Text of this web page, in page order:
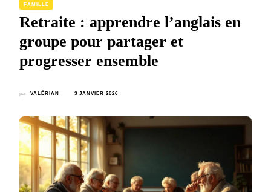
FAMILLE
Retraite : apprendre l’anglais en
groupe pour partager et
progresser ensemble
par VALÉRIAN 3 JANVIER 2026